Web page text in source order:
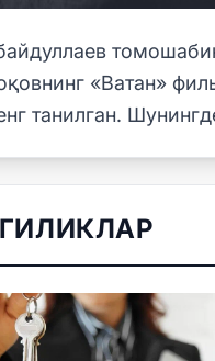
«Ватан»
танилган.
каби қатор
этган.